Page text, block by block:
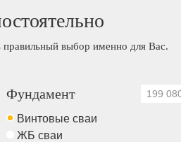
правильный выбор именно для Вас.
Фундамент 199
Винтовые сваи
ЖБ сваи